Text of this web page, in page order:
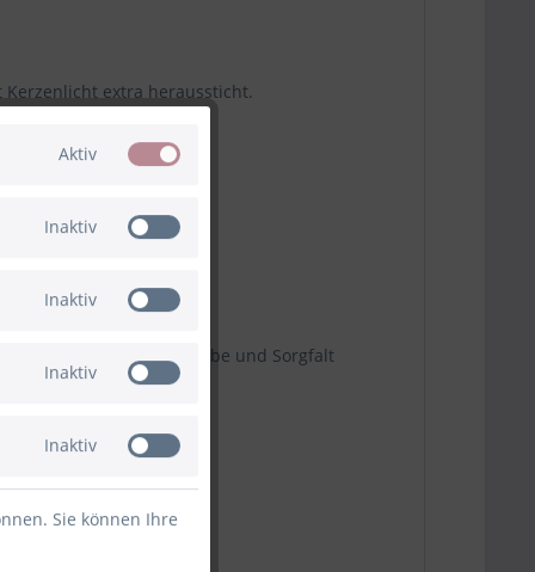
extra heraussticht.
Stadt.
sondern ein mit Liebe und Sorgfalt
Aktiv
Inaktiv
Inaktiv
Inaktiv
Inaktiv
Sie können Ihre